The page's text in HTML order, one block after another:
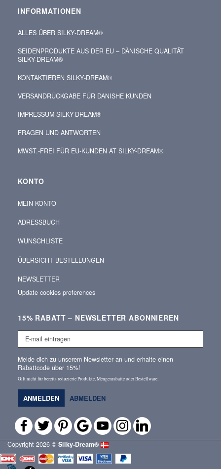
INFORMATIONEN
ALLES ÜBER SILKY‑DREAM®
SEIDENPRODUKTE AUS DER EU – DÄNISCHE QUALITÄT
SILKY-DREAM®
KONTAKTIEREN SILKY‑DREAM®
VERSANDRÜCKGABE FÜR DANISHE KUNDEN
IMPRESSUM SILKY-DREAM®
FRAGEN UND ANTWORTEN
MWST.-FREI FÜR EU-KUNDEN AT SILKY-DREAM®
KONTO
MEIN KONTO
ADRESSBUCH
WUNSCHLISTE
ÜBERSICHT BESTELLUNGEN
NEWSLETTER
Update cookies preferences
15% RABATT – NEWSLETTER ABONNIEREN
E-
mail
eintragen
Melde dich zu unserem Newsletter an und erhalte einen
Rabattcode über 15%!
Gilt nicht für bereits reduzierte Produkte, Mengenrabatte oder Bestellware.
ANMELDEN ABMELDEN
Copyright 2026 © Silky‑Dream®